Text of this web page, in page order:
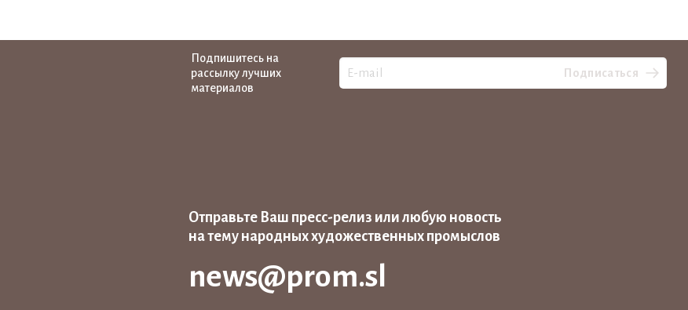
Подпишитесь на
рассылку лучших
материалов
Подписаться
Отправьте Ваш пресс-релиз или любую новость
на тему народных художественных промыслов
news@prom.sl